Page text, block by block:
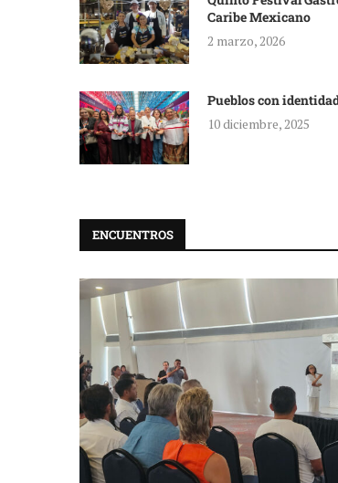
Caribe Mexicano
2 marzo, 2026
Pueblos con
10 diciembre, 2025
ENCUENTROS